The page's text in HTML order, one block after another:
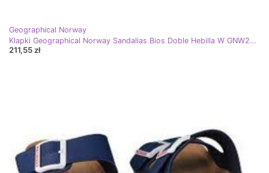
Geographical Norway
Klapki Geographical Norway Sandalias Bios Doble Hebilla W GNW20417-17 białe
211,55 zł